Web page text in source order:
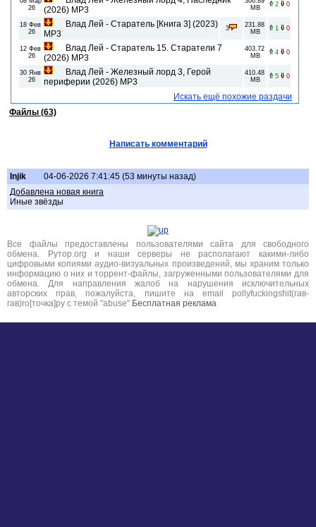
26
(2026) MP3
MB
2 0
18 Фев
26
Влад Лей - Старатель [Книга 3] (2023)
MP3
3
231.88
MB
1 0
12 Фев
26
Влад Лей - Старатель 15. Старатели 7
(2026) MP3
403.72
MB
4 0
30 Янв
26
Влад Лей - Железный лорд 3, Герой
периферии (2026) MP3
410.48
MB
5 0
Искать ещё похожие раздачи
Файлы (63)
Написать комментарий
Injik
04-06-2026 7:41:45 (53 минуты назад)
Добавлена новая книга
Иные звёзды
Все файлы предоставлены пользователями сайта для свободного
обмена. Рутор.org и наши серверы не располагают какими-либо
цифровыми копиями аудио-визуальных произведений, мы храним только
информацию о них и торрент-файлы, загруженными пользователями для
обмена. Для направления жалоб на нарушения исключительных
авторских прав, пожалуйста, пишите на email pollyfuckingshit(гав-
гав)ro[точка]ру с темой "abuse" Бесплатная реклама